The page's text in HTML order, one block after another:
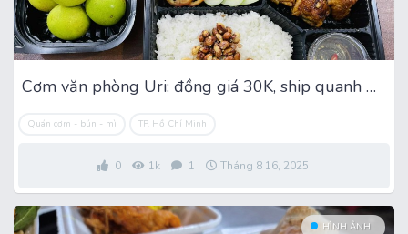
Cơm văn phòng Uri: đồng giá 30K, ship quanh Gò Vấp
Quán cơm - bún - mì TP. Hồ Chí Minh
0 1k 1 Tháng 8 16, 2025
HÌNH ẢNH